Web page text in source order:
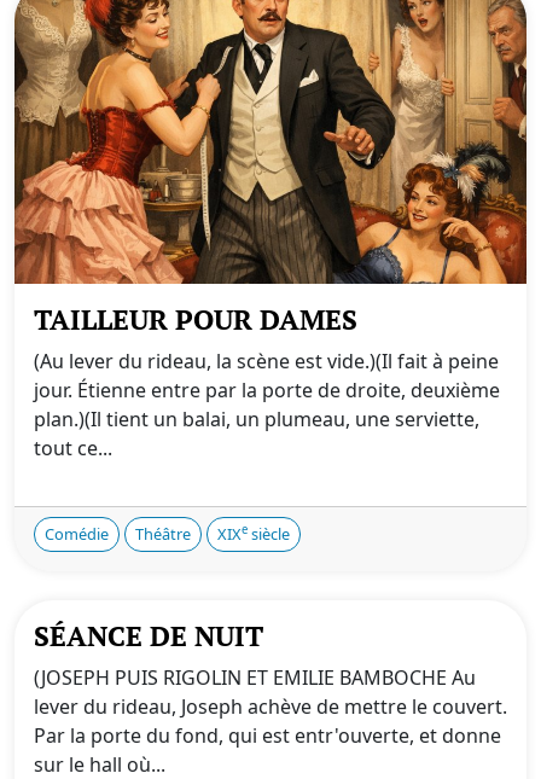
TAILLEUR POUR DAMES
(Au lever du rideau, la scène est vide.)(Il fait à peine
jour. Étienne entre par la porte de droite, deuxième
plan.)(Il tient un balai, un plumeau, une serviette,
tout ce...
Comédie Théâtre XIXe siècle
SÉANCE DE NUIT
(JOSEPH PUIS RIGOLIN ET EMILIE BAMBOCHE Au
lever du rideau, Joseph achève de mettre le couvert.
Par la porte du fond, qui est entr'ouverte, et donne
sur le hall où...